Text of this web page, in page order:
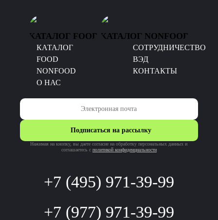
КАТАЛОГ FOOD КАТАЛОГ NONFOOD
КАТАЛОГ
CОТРУДНИЧЕСТВО
FOOD
ВЭД
NONFOOD
КОНТАКТЫ
О НАС
+7 (495) 971-39-99
+7 (977) 971-39-99
Подписаться на рассылку
Нажимая на кнопку, вы даете согласие на обработку персональных данных и
соглашаетесь c политикой конфиденциальности